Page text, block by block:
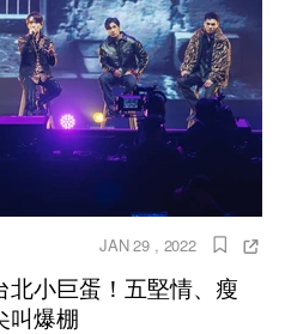
JAN 29 , 2022
北小巨蛋！五堅情、瘦
叫爆棚